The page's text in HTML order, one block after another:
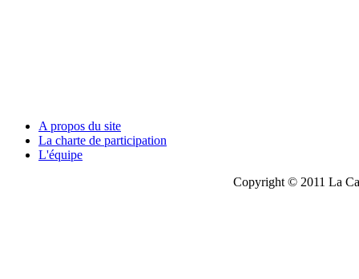
A propos du site
La charte de participation
L'équipe
Copyright © 2011 La